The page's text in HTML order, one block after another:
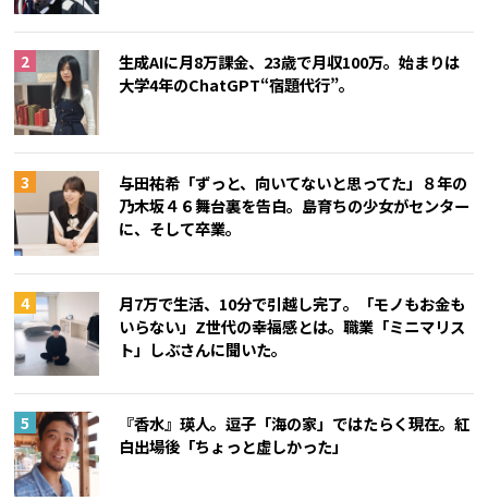
生成AIに月8万課金、23歳で月収100万。始まりは
大学4年のChatGPT“宿題代行”。
与田祐希「ずっと、向いてないと思ってた」８年の
乃木坂４６舞台裏を告白。島育ちの少女がセンター
に、そして卒業。
月7万で生活、10分で引越し完了。「モノもお金も
いらない」Z世代の幸福感とは。職業「ミニマリス
ト」しぶさんに聞いた。
『香水』瑛人。逗子「海の家」ではたらく現在。紅
白出場後「ちょっと虚しかった」